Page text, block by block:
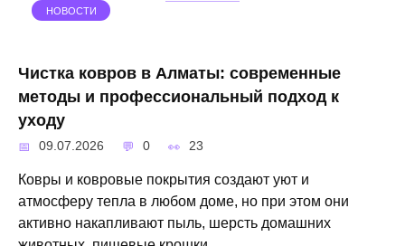
НОВОСТИ
Чистка ковров в Алматы: современные
методы и профессиональный подход к
уходу
09.07.2026 0 23
Ковры и ковровые покрытия создают уют и
атмосферу тепла в любом доме, но при этом они
активно накапливают пыль, шерсть домашних